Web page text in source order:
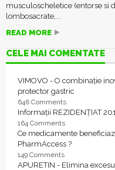
musculoscheletice (entorse si
lombosacrate,...
READ MORE
CELE MAI COMENTATE
VIMOVO - O combinație
protector gastric
646 Comments
Informații REZIDENȚIAT
164 Comments
Ce medicamente
PharmAccess ?
149 Comments
APURETIN - Elimina